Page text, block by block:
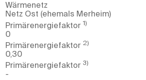
Wärmenetz
Netz Ost (ehemals Merheim)
Primärenergie­faktor 1)
0
Primärenergie­faktor 2)
0,30
Primärenergie­faktor 3)
-